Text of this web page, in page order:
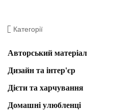
Категорії
Авторський матеріал
Дизайн та інтер'єр
Дієти та харчування
Домашні улюбленці